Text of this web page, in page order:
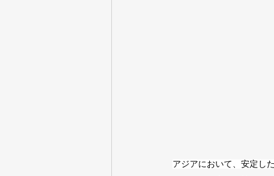
アジアにおいて、安定し